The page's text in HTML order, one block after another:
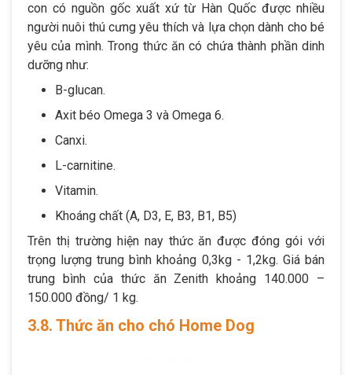
con có nguồn gốc xuất xứ từ Hàn Quốc được nhiều
người nuôi thú cưng yêu thích và lựa chọn dành cho bé
yêu của mình. Trong thức ăn có chứa thành phần dinh
dưỡng như:
B-glucan.
Axit béo Omega 3 và Omega 6.
Canxi.
L-carnitine.
Vitamin.
Khoáng chất (A, D3, E, B3, B1, B5)
Trên thị trường hiện nay thức ăn được đóng gói với
trọng lượng trung bình khoảng 0,3kg - 1,2kg. Giá bán
trung bình của thức ăn Zenith khoảng 140.000 –
150.000 đồng/ 1 kg.
3.8. Thức ăn cho chó Home Dog